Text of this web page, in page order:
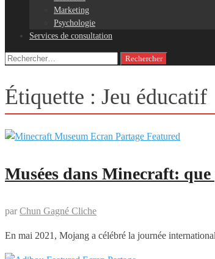
Marketing
Psychologie
Services de consultation
Rechercher :
Étiquette : Jeu éducatif
Musées dans Minecraft:
par Chun Gagné Cliche
En mai 2021, Mojang a célébré la journée